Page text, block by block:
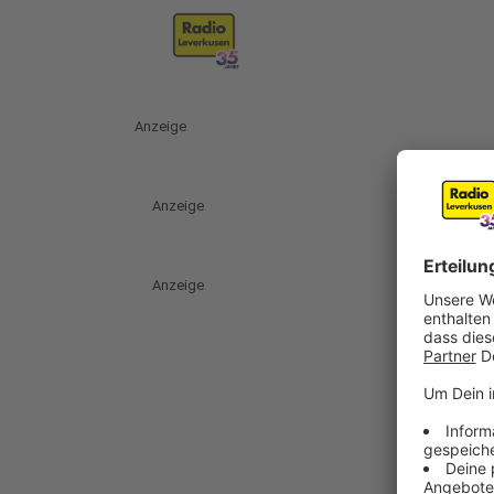
Anzeige
Anzeige
Anzeige